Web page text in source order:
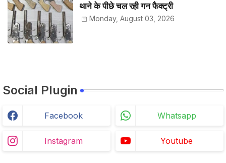
थाने के पीछे चल रही गन फैक्ट्री
Monday, August 03, 2026
Social Plugin
Facebook Whatsapp
Instagram Youtube